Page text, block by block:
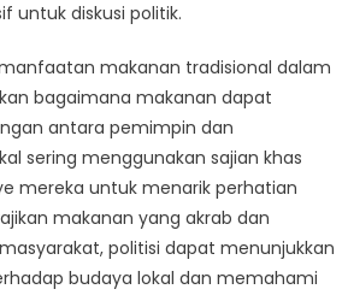
untuk diskusi politik.
makanan tradisional dalam
bagaimana makanan dapat
antara pemimpin dan
sering menggunakan sajian khas
mereka untuk menarik perhatian
makanan yang akrab dan
politisi dapat menunjukkan
budaya lokal dan memahami